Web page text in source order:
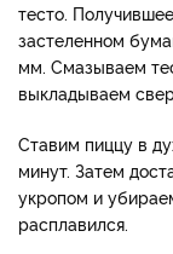
тесто.
застеленном
мм. Смазываем
выкладываем
Ставим пиццу в
минут. Затем
укропом и
расплавился.